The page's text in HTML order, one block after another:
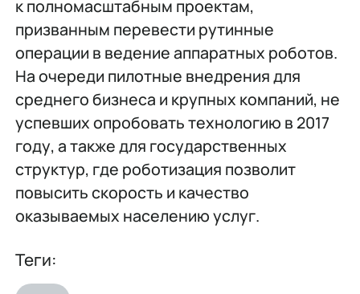
к полномасштабным проектам,
призванным перевести рутинные
операции в ведение аппаратных роботов.
На очереди пилотные внедрения для
среднего бизнеса и крупных компаний, не
успевших опробовать технологию в 2017
году, а также для государственных
структур, где роботизация позволит
повысить скорость и качество
оказываемых населению услуг.
Теги: